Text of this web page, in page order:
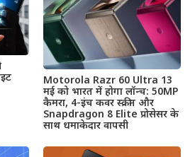
Motorola Razr 60 Ultra 13
मई को भारत में होगा लॉन्च: 50MP
कैमरा, 4-इंच कवर स्क्रीन और
Snapdragon 8 Elite प्रोसेसर के
साथ धमाकेदार वापसी